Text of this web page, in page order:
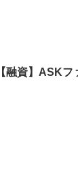
【融資】ASKフ